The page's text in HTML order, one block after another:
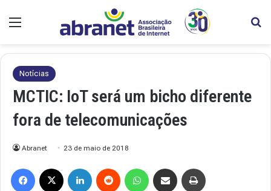
Notícias
MCTIC: IoT será um bicho diferente
fora de telecomunicações
Abranet 23 de maio de 2018